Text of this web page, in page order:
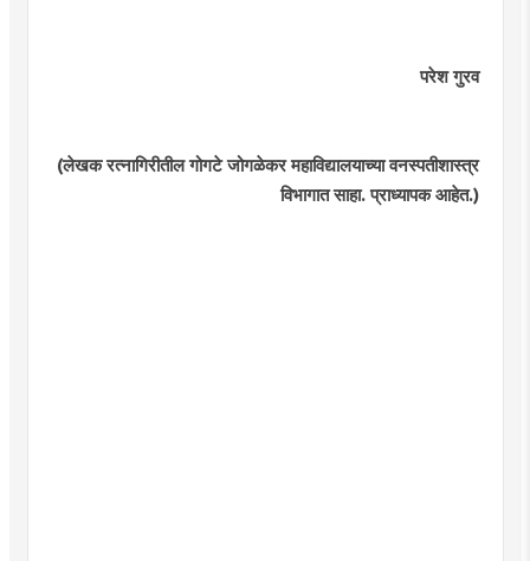
परेश गुरव
(लेखक रत्नागिरीतील गोगटे जोगळेकर महाविद्यालयाच्या वनस्पतीशास्त्र
विभागात साहा. प्राध्यापक आहेत.)